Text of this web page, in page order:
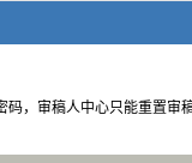
，审稿人中心只能重置审